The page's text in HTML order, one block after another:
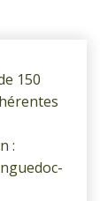
150
: